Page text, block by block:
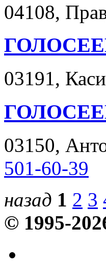
04108,
03191,
03150,
501-60-39
назад 1 2 3
© 1995-